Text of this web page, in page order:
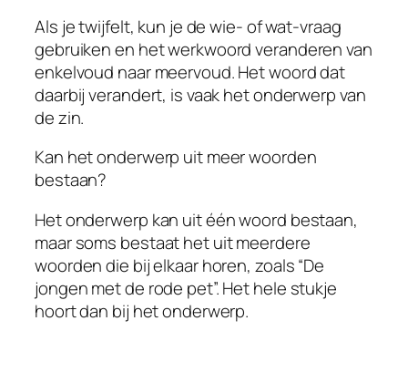
Als je twijfelt, kun je de wie- of wat-vraag
gebruiken en het werkwoord veranderen van
enkelvoud naar meervoud. Het woord dat
daarbij verandert, is vaak het onderwerp van
de zin.
Kan het onderwerp uit meer woorden
bestaan?
Het onderwerp kan uit één woord bestaan,
maar soms bestaat het uit meerdere
woorden die bij elkaar horen, zoals “De
jongen met de rode pet”. Het hele stukje
hoort dan bij het onderwerp.